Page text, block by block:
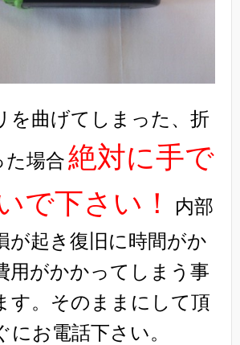
を曲げてしまった、折
た場合絶対に手で
で下さい！
内部
が起き復旧に時間がか
用がかかってしまう事
す。そのままにして頂
にお電話下さい。